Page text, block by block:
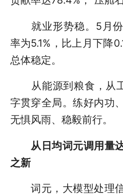
就业形势稳。5月份
率为5.1%，比上月下降
总体稳定。
从能源到粮食，从工
字贯穿全局。练好内功
无惧风雨、稳毅前行。
从日均词元调用量
之新
词元，大模型处理信